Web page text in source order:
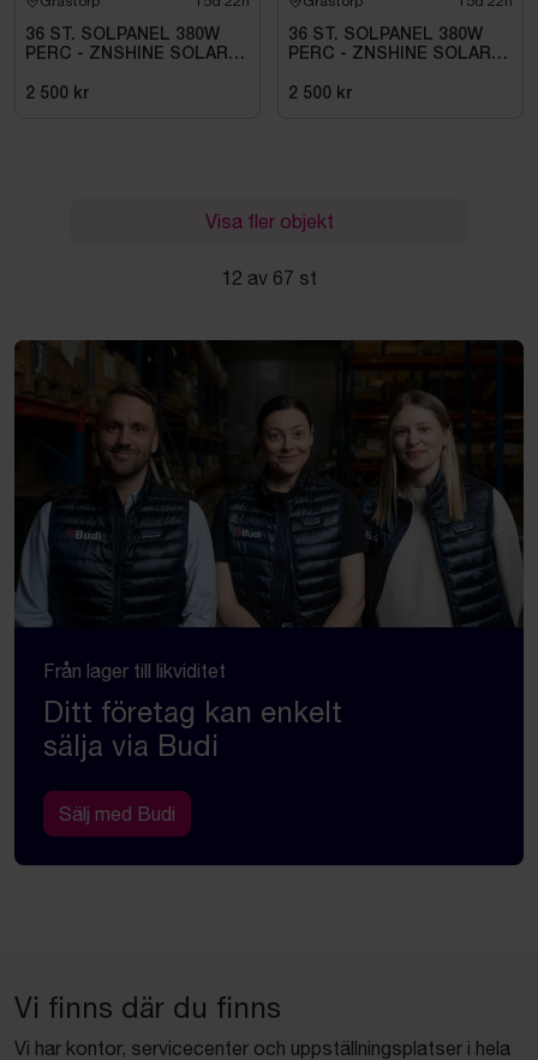
36 ST. SOLPANEL 380W
PERC - ZNSHINE SOLAR-
2 500 kr
36 ST. SOLPANEL 380W
PERC - ZNSHINE SOLAR-
2 500 kr
Visa fler objekt
12 av 67 st
Från lager till likviditet
Ditt företag kan enkelt
sälja via Budi
Sälj med Budi
Vi finns där du finns
Vi har kontor, servicecenter och uppställningsplatser i hela